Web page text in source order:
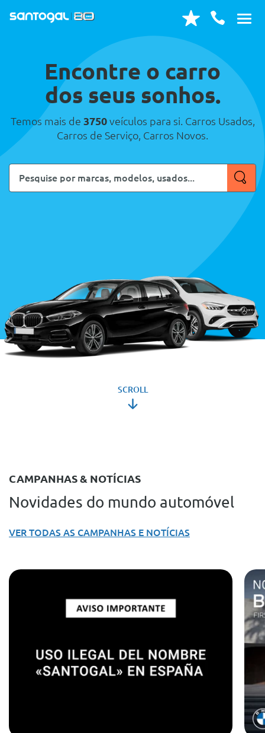
Encontre o carro
dos seus sonhos.
Temos mais de 3750veículos para si. Carros Usados,
Carros de Serviço, Carros Novos.
Pesquise
por
SCROLL
CAMPANHAS & NOTÍCIAS
Novidades do mundo automóvel
VER TODAS AS CAMPANHAS E NOTÍCIAS